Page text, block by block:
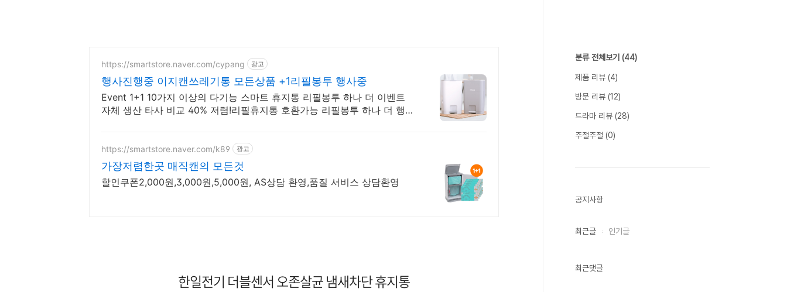
https://smartstore.naver.com/cypang 광고
행사진행중 이지캔쓰레기통 모든상품 +1리필봉투 행사중
Event 1+1 10가지 이상의 다기능 스마트 휴지통 리필봉투 하나 더 이벤트
자체 생산 타사 비교 40% 저렴!리필휴지통 호환가능 리필봉투 하나 더 행사
https://smartstore.naver.com/k89 광고
가장저렴한곳 매직캔의 모든것
할인쿠폰2,000원,3,000원,5,000원, AS상담 환영,품질 서비스 상담환영
한일전기 더블센서 오존살균 냄새차단 휴지통
분류 전체보기 (44)
제품 리뷰 (4)
방문 리뷰 (12)
드라마 리뷰 (28)
주절주절 (0)
공지사항
최근글 인기글
최근댓글